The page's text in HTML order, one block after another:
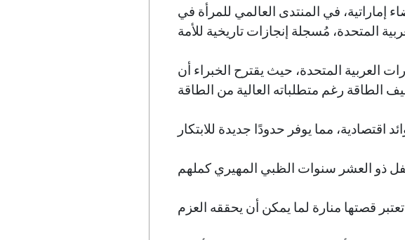
في المنتدى العالمي للمرأة في
العربية المتحدة، حيث يقترح الخبراء أن